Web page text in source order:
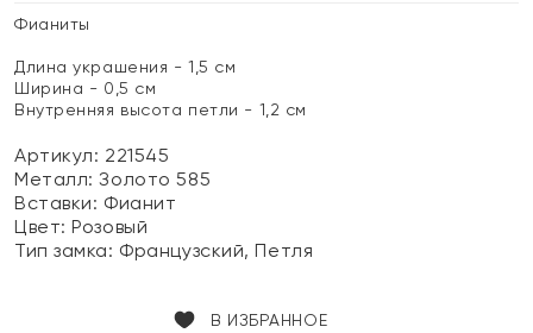
Фианиты
Длина украшения - 1,5 см
Ширина - 0,5 см
Внутренняя высота петли - 1,2 см
Артикул: 221545
Металл:Золото 585
Вставки: Фианит
Цвет:Розовый
Тип замка: Французский, Петля
В ИЗБРАННОЕ